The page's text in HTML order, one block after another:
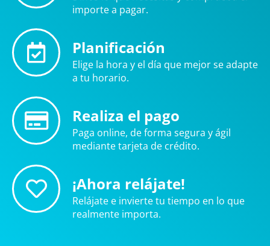
importe a pagar.
Planificación
Elige la hora y el día que mejor se adapte
a tu horario.
Realiza el pago
Paga online, de forma segura y ágil
mediante tarjeta de crédito.
¡Ahora relájate!
Relájate e invierte tu tiempo en lo que
realmente importa.